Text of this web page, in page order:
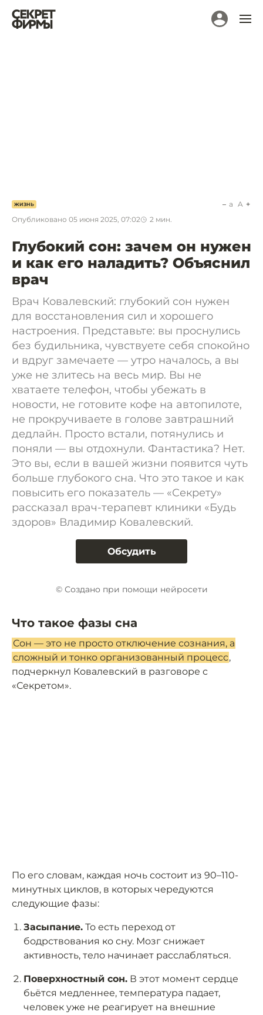
ЖИЗНЬ
Опубликовано 05 июня 2025, 07:02 2 мин.
a A
Глубокий сон: зачем он нужен
и как его наладить? Объяснил
врач
Врач Ковалевский: глубокий сон нужен
для восстановления сил и хорошего
настроения. Представьте: вы проснулись
без будильника, чувствуете себя спокойно
и вдруг замечаете — утро началось, а вы
уже не злитесь на весь мир. Вы не
хватаете телефон, чтобы убежать в
новости, не готовите кофе на автопилоте,
не прокручиваете в голове завтрашний
дедлайн. Просто встали, потянулись и
поняли — вы отдохнули. Фантастика? Нет.
Это вы, если в вашей жизни появится чуть
больше глубокого сна. Что это такое и как
повысить его показатель — «Секрету»
рассказал врач-терапевт клиники «Будь
здоров» Владимир Ковалевский.
Обсудить
© Создано при помощи нейросети
Что такое фазы сна
Сон — это не просто отключение сознания, а
сложный и тонко организованный процесс,
подчеркнул Ковалевский в разговоре с
«Секретом».
По его словам, каждая ночь состоит из 90–110-
минутных циклов, в которых чередуются
следующие фазы:
Засыпание. То есть переход от
бодрствования ко сну. Мозг снижает
активность, тело начинает расслабляться.
Поверхностный сон. В этот момент сердце
бьётся медленнее, температура падает,
человек уже не реагирует на внешние